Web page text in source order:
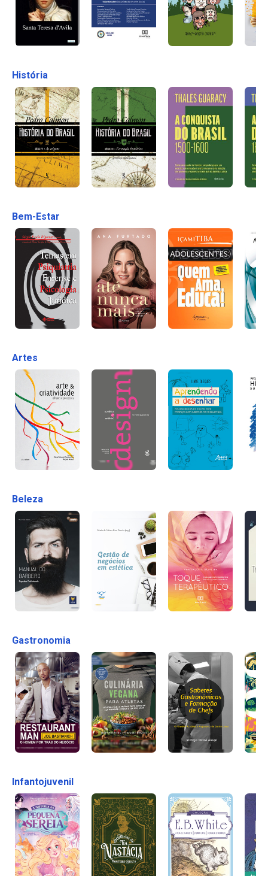
História
Bem-Estar
Artes
Beleza
Gastronomia
Infantojuvenil